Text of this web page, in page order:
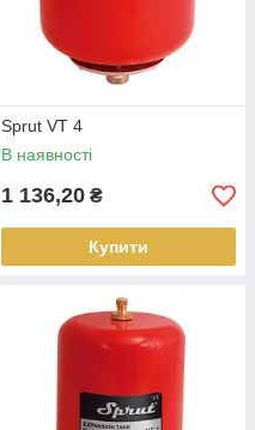
Sprut VT 4
В наявності
1 136,20 ₴
Купити